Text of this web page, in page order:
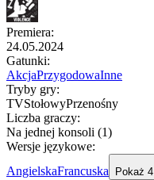
Premiera:
24.05.2024
Gatunki:
AkcjaPrzygodowaInne
Tryby gry:
TVStołowyPrzenośny
Liczba graczy:
Na jednej konsoli (1)
Wersje językowe:
AngielskaFrancuska Pokaż 4